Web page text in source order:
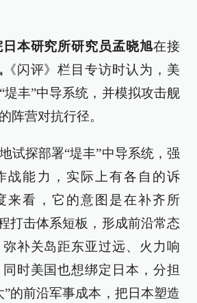
本研究所研究员孟晓旭在接
闪评》栏目专访时认为，美
堤丰”中导系统，并模拟攻击舰
阵营对抗行径。
试探部署“堤丰”中导系统，强
战能力，实际上有各自的诉
来看，它的意图是在补齐所
打击体系短板，形成前沿常态
补关岛距东亚过远、火力响
时美国也想绑定日本，分担
”的前沿军事成本，把日本塑造